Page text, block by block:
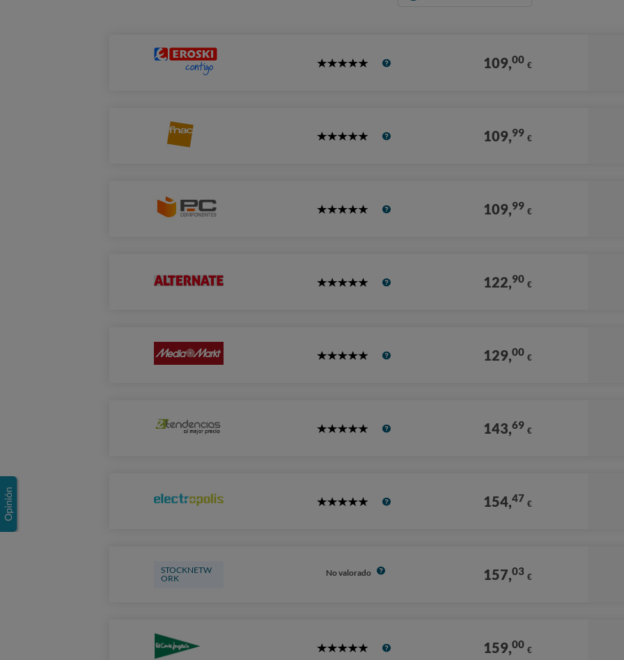
5
109,00 €
5
109,99 €
5
109,99 €
5
122,90 €
5
129,00 €
5
143,69 €
5
154,47 €
STOCKNETW
ORK
No valorado 157,03 €
5 159,00 €